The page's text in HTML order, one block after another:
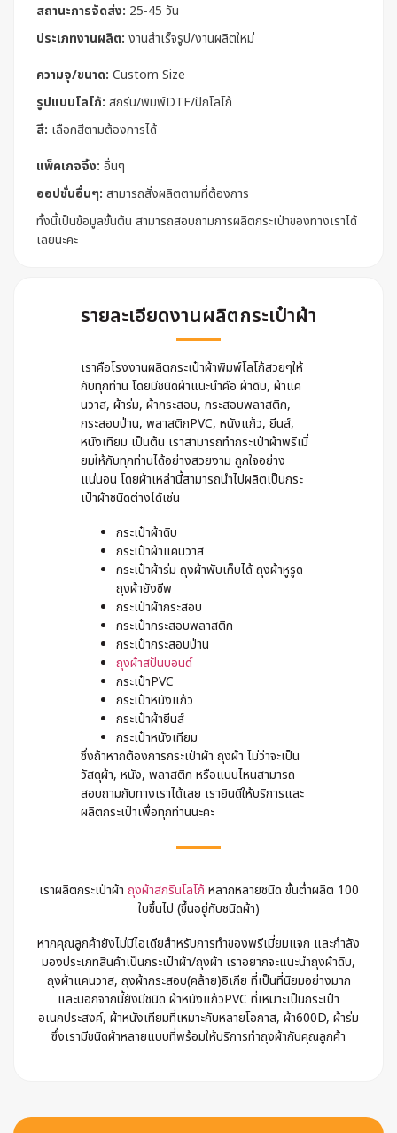
สถานะการจัดส่ง: 25-45 วัน
ประเภทงานผลิต: งานสำเร็จรูป/งานผลิตใหม่
ความจุ/ขนาด: Custom Size
รูปแบบโลโก้: สกรีน/พิมพ์DTF/ปักโลโก้
สี: เลือกสีตามต้องการได้
แพ็คเกจจิ้ง: อื่นๆ
ออปชั่นอื่นๆ: สามารถสั่งผลิตตามที่ต้องการ
ทั้งนี้เป็นข้อมูลขั้นต้น สามารถสอบถามการผลิตกระเป๋าของทางเราได้
เลยนะคะ
รายละเอียดงานผลิตกระเป๋าผ้า
เราคือโรงงานผลิตกระเป๋าผ้าพิมพ์โลโก้สวยๆให้
กับทุกท่าน โดยมีชนิดผ้าแนะนำคือ ผ้าดิบ, ผ้าแค
นวาส, ผ้าร่ม, ผ้ากระสอบ, กระสอบพลาสติก,
กระสอบป่าน, พลาสติกPVC, หนังแก้ว, ยีนส์,
หนังเทียม เป็นต้น เราสามารถทำกระเป๋าผ้าพรีเมี่
ยมให้กับทุกท่านได้อย่างสวยงาม ถูกใจอย่าง
แน่นอน โดยผ้าเหล่านี้สามารถนำไปผลิตเป็นกระ
เป๋าผ้าชนิดต่างได้เช่น
กระเป๋าผ้าดิบ
กระเป๋าผ้าแคนวาส
กระเป๋าผ้าร่ม ถุงผ้าพับเก็บได้ ถุงผ้าหูรูด
ถุงผ้ายังชีพ
กระเป๋าผ้ากระสอบ
กระเป๋ากระสอบพลาสติก
กระเป๋ากระสอบป่าน
ถุงผ้าสปันบอนด์
กระเป๋าPVC
กระเป๋าหนังแก้ว
กระเป๋าผ้ายีนส์
กระเป๋าหนังเทียม
ซึ่งถ้าหากต้องการกระเป๋าผ้า ถุงผ้า ไม่ว่าจะเป็น
วัสดุผ้า, หนัง, พลาสติก หรือแบบไหนสามารถ
สอบถามกับทางเราได้เลย เรายินดีให้บริการและ
ผลิตกระเป๋าเพื่อทุกท่านนะคะ
เราผลิตกระเป๋าผ้า ถุงผ้าสกรีนโลโก้ หลากหลายชนิด ขั้นต่ำผลิต 100
ใบขึ้นไป (ขึ้นอยู่กับชนิดผ้า)
หากคุณลูกค้ายังไม่มีไอเดียสำหรับการทำของพรีเมี่ยมแจก และกำลัง
มองประเภทสินค้าเป็นกระเป๋าผ้า/ถุงผ้า เราอยากจะแนะนำถุงผ้าดิบ,
ถุงผ้าแคนวาส, ถุงผ้ากระสอบ(คล้าย)อิเกีย ที่เป็นที่นิยมอย่างมาก
และนอกจากนี้ยังมีชนิด ผ้าหนังแก้วPVC ที่เหมาะเป็นกระเป๋า
อเนกประสงค์, ผ้าหนังเทียมที่เหมาะกับหลายโอกาส, ผ้า600D, ผ้าร่ม
ซึ่งเรามีชนิดผ้าหลายแบบที่พร้อมให้บริการทำถุงผ้ากับคุณลูกค้า